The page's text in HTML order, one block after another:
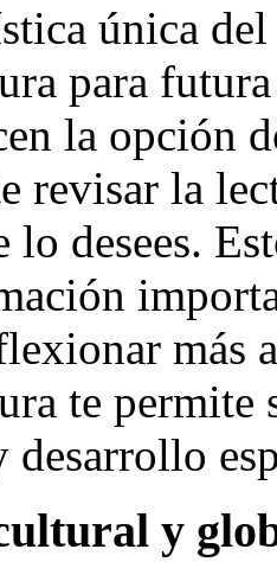
única
para
la opción
revisar la
lo desees.
más
te
desarrollo
y